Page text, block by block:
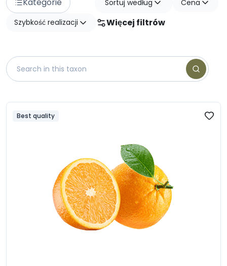
Sortuj według
Cena
Szybkość realizacji
Więcej filtrów
Best quality